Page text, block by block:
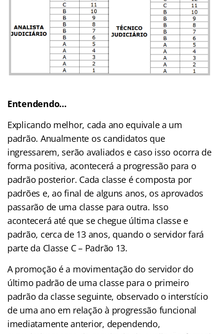
Entendendo…
Explicando melhor, cada ano equivale a um
padrão. Anualmente os candidatos que
ingressarem, serão avaliados e caso isso ocorra de
forma positiva, acontecerá a progressão para o
padrão posterior. Cada classe é composta por
padrões e, ao final de alguns anos, os aprovados
passarão de uma classe para outra. Isso
acontecerá até que se chegue última classe e
padrão, cerca de 13 anos, quando o servidor fará
parte da Classe C – Padrão 13.
A promoção é a movimentação do servidor do
último padrão de uma classe para o primeiro
padrão da classe seguinte, observado o interstício
de uma ano em relação à progressão funcional
imediatamente anterior, dependendo,